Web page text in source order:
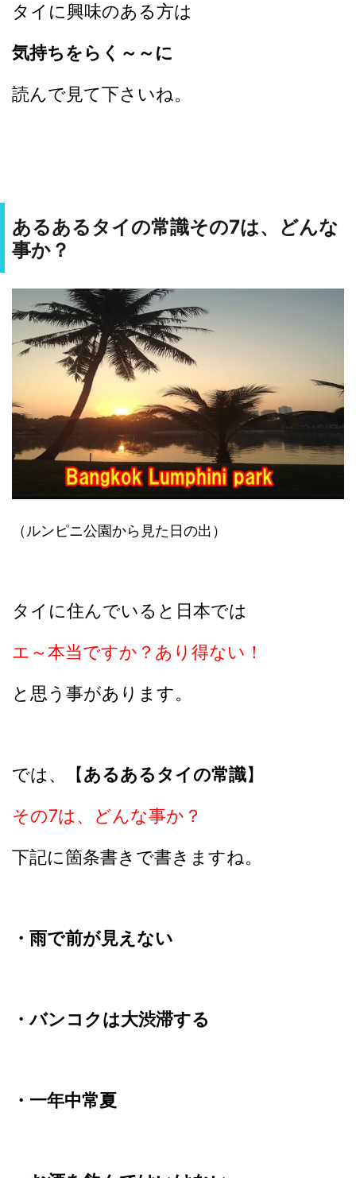
タイに興味のある方は
気持ちをらく～～に
読んで見て下さいね。
あるあるタイの常識その7は、どんな
事か？
（ルンピニ公園から見た日の出）
タイに住んでいると日本では
エ～本当ですか？ あり得ない！
と思う事があります。
では、【あるあるタイの常識】
その7は、どんな事か？
下記に箇条書きで書きますね。
・雨で前が見えない
・バンコクは大渋滞する
・一年中常夏